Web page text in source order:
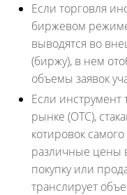
Если торговля
биржевом
выводятся во
(биржу), в нем
объемы заявок
Если инструмент
рынке (OTC),
котировок
различные цены
покупку или
транслирует